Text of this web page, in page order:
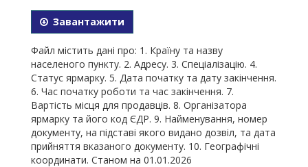
Завантажити
Файл містить дані про: 1. Країну та назву
населеного пункту. 2. Адресу. 3. Спеціалізацію. 4.
Статус ярмарку. 5. Дата початку та дату закінчення.
6. Час початку роботи та час закінчення. 7.
Вартість місця для продавців. 8. Організатора
ярмарку та його код ЄДР. 9. Найменування, номер
документу, на підставі якого видано дозвіл, та дата
прийняття вказаного документу. 10. Географічні
координати. Станом на 01.01.2026